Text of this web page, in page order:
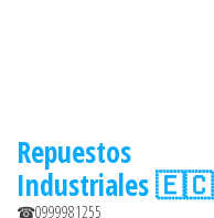
Repuestos
Industriales 🇪🇨
☎0999981255